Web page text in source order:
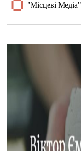
"Місцеві Медіа"